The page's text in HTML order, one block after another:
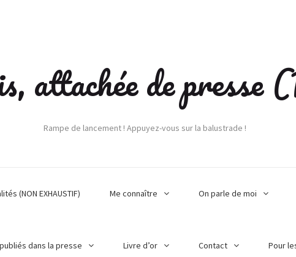
attachée de
Rampe de lancement ! Appuyez-vous sur la balustrade !
(NON EXHAUSTIF) Me connaître On parle de moi
dans la presse Livre d’or Contact Pour